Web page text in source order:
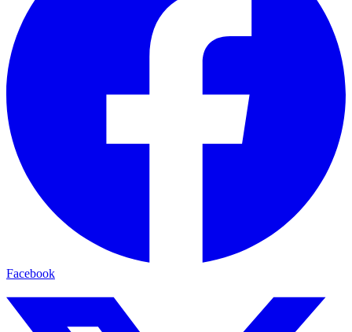
Facebook